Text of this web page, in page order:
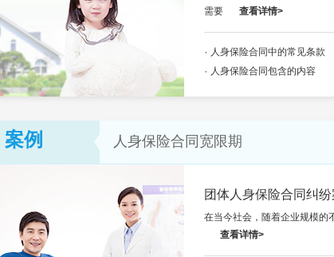
需要
查看详情>
人身保险合同中的常见条款
人身保险合同包含的内容
案例 人身保险合同宽限期
团体人身保险合同纠
在当今社会，随着企业规模的
查看详情>